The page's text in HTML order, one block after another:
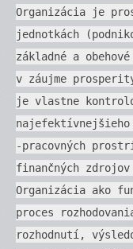
Organizácia je
jednotkách
základné a
v záujme
je vlastne
-pracovných
finančných zdrojov
Organizácia ako
proces
rozhodnutí,